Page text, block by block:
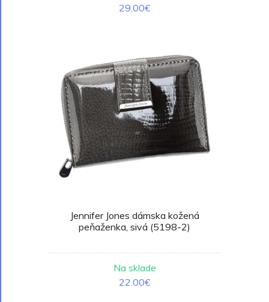
29.00€
Jennifer Jones dámska kožená
peňaženka, sivá (5198-2)
Na sklade
22.00€